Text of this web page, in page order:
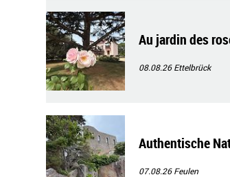
Au jardin des
08.08.26Ettelbrück
Authentische
07.08.26Feulen